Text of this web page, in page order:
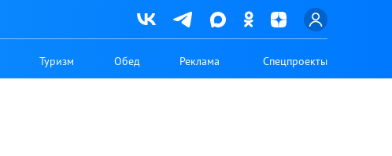
Туризм Обед Реклама Спецпроекты